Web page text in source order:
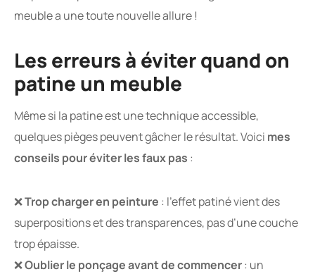
meuble a une toute nouvelle allure !
Les erreurs à éviter quand on
patine un meuble
Même si la patine est une technique accessible,
quelques pièges peuvent gâcher le résultat. Voici mes
conseils pour éviter les faux pas :
❌Trop charger en peinture : l’effet patiné vient des
superpositions et des transparences, pas d’une couche
trop épaisse.
❌Oublier le ponçage avant de commencer: un